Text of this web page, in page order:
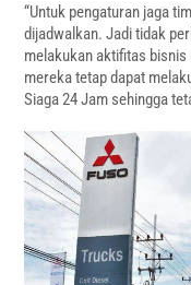
“Untuk pengaturan jaga
dijadwalkan. Jadi tidak
melakukan aktifitas
mereka tetap dapat
Siaga 24 Jam sehingga